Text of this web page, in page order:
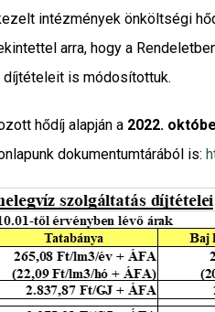
intézmények önköltségi
arra, hogy a
is módosítottuk.
hődíj alapján a 2022.
dokumentumtárából is: